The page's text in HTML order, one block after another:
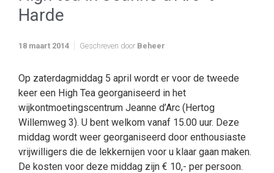
Harde
18 maart 2014 Geschreven door Beheer
Op zaterdagmiddag 5 april wordt er voor de tweede
keer een High Tea georganiseerd in het
wijkontmoetingscentrum Jeanne d’Arc (Hertog
Willemweg 3). U bent welkom vanaf 15.00 uur. Deze
middag wordt weer georganiseerd door enthousiaste
vrijwilligers die de lekkernijen voor u klaar gaan maken.
De kosten voor deze middag zijn € 10,- per persoon.